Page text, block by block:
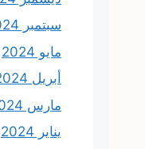
سبتمبر 2024
مايو 2024
أبريل 2024
مارس 2024
يناير 2024